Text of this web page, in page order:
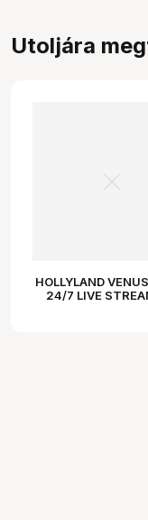
Utoljára
HOLLYLAND
24/7 LIVE